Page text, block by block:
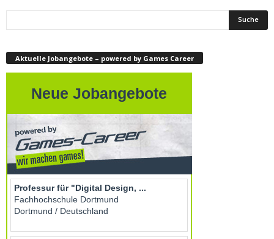
Aktuelle Jobangebote – powered by Games Career